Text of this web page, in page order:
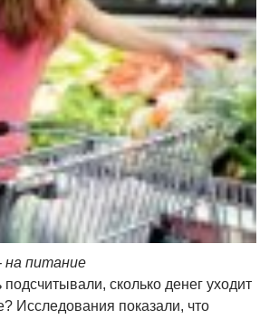
на питание
подсчитывали, сколько денег уходит
Исследования показали, что